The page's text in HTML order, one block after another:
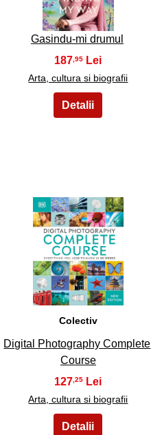
Gasindu-mi drumul
187 ,95
Arta, cultura si biografii
23
Colectiv
Digital Photography Complete
Course
127,25
Arta, cultura si biografii